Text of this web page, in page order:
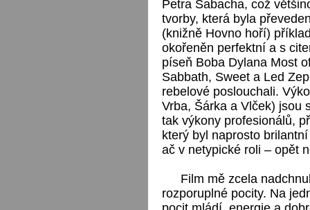
Petra Šabacha, což
tvorby, která byla
(knižně Hovno hoří)
okořeněn perfektní a s
píseň Boba Dylana Most
Sabbath, Sweet a Led
rebelové poslouchali.
Vrba, Šárka a Vlček) jsou
tak výkony profesionálů,
který byl naprosto
ač v netypické roli – opět
Film mě zcela
rozporuplné pocity. Na